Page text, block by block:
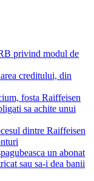
privind modul de
creditului, din
fosta Raiffeisen
sa achite unui
dintre Raiffeisen
un abonat
sau sa-i dea banii